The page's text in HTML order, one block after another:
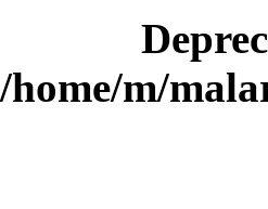
/home/m/